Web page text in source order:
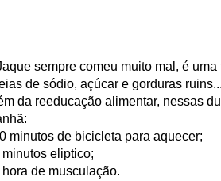
sempre comeu muito mal, é
de sódio, açúcar e gorduras ruins...
da reeducação alimentar, nessas
minutos de bicicleta para aquecer;
minutos eliptico;
hora de musculação.